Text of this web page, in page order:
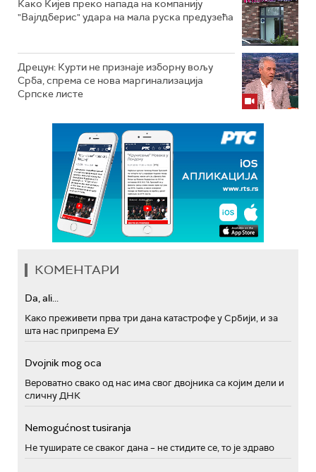
Како Кијев преко напада на компанију
"Вајлдберис" удара на мала руска предузећа
Дрецун: Курти не признаје изборну вољу
Срба, спрема се нова маргинализација
Српске листе
КОМЕНТАРИ
Da, ali...
Како преживети прва три дана катастрофе у Србији, и за
шта нас припрема ЕУ
Dvojnik mog oca
Вероватно свако од нас има свог двојника са којим дели и
сличну ДНК
Nemogućnost tusiranja
Не туширате се сваког дана – не стидите се, то је здраво